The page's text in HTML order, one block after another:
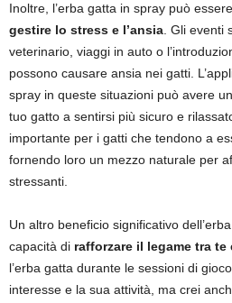
Inoltre, l’erba gatta in spray può
gestire lo stress e l’ansia . Gli
veterinario, viaggi in auto o
possono causare ansia nei gatti.
spray in queste situazioni può avere
tuo gatto a sentirsi più sicuro e
importante per i gatti che tendono a
fornendo loro un mezzo naturale per
stressanti.
Un altro beneficio significativo
capacità di rafforzare il legame tra
l’erba gatta durante le sessioni di
interesse e la sua attività, ma crei